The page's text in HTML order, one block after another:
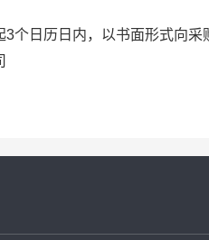
个日历日内，以书面形式向采